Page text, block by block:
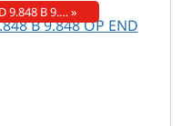
9.848 B 9.… »